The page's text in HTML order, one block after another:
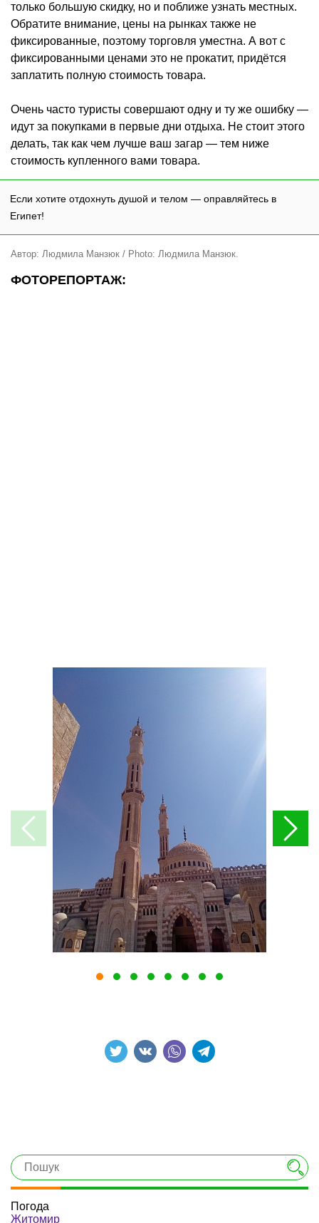
только большую скидку, но и поближе узнать местных.
Обратите внимание, цены на рынках также не
фиксированные, поэтому торговля уместна. А вот с
фиксированными ценами это не прокатит, придётся
заплатить полную стоимость товара.
Очень часто туристы совершают одну и ту же ошибку —
идут за покупками в первые дни отдыха. Не стоит этого
делать, так как чем лучше ваш загар — тем ниже
стоимость купленного вами товара.
Если хотите отдохнуть душой и телом — оправляйтесь в
Египет!
Автор: Людмила Манзюк / Photo: Людмила Манзюк.
ФОТОРЕПОРТАЖ:
Погода
Житомир